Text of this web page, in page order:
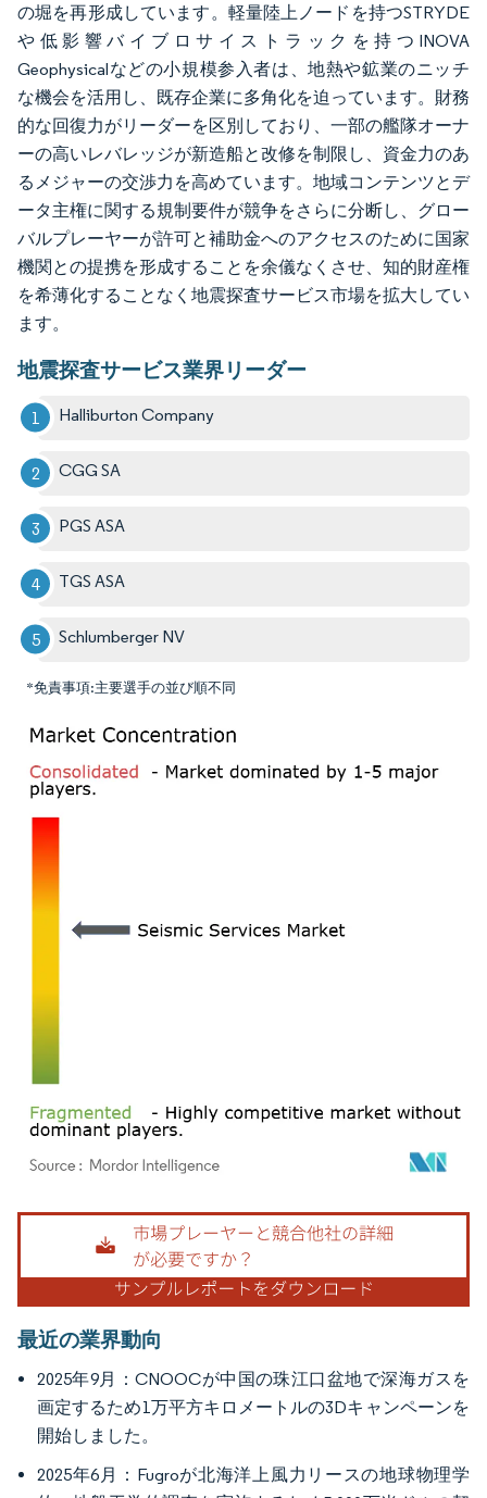
の堀を再形成しています。軽量陸上ノードを持つSTRYDE
や低影響バイブロサイストラックを持つINOVA
Geophysicalなどの小規模参入者は、地熱や鉱業のニッチ
な機会を活用し、既存企業に多角化を迫っています。財務
的な回復力がリーダーを区別しており、一部の艦隊オーナ
ーの高いレバレッジが新造船と改修を制限し、資金力のあ
るメジャーの交渉力を高めています。地域コンテンツとデ
ータ主権に関する規制要件が競争をさらに分断し、グロー
バルプレーヤーが許可と補助金へのアクセスのために国家
機関との提携を形成することを余儀なくさせ、知的財産権
を希薄化することなく地震探査サービス市場を拡大してい
ます。
地震探査サービス業界リーダー
Halliburton Company
CGG SA
PGS ASA
TGS ASA
Schlumberger NV
*免責事項:主要選手の並び順不同
画像 © Mordor Intelligence。再利用にはCC BY 4.0の表示が必要です。
最近の業界動向
2025年9月：CNOOCが中国の珠江口盆地で深海ガスを
画定するため1万平方キロメートルの3Dキャンペーンを
開始しました。
2025年6月：Fugroが北海洋上風力リースの地球物理学